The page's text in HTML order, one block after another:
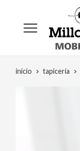
inicio tapicería